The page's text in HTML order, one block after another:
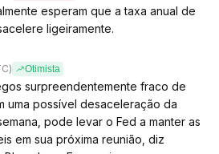
esperam que a taxa anual de
ligeiramente.
Otimista
surpreendentemente fraco de
uma possível desaceleração da
pode levar o Fed a manter as
em sua próxima reunião, diz